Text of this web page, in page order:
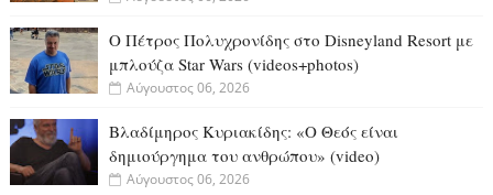
Ο Πέτρος Πολυχρονίδης στο Disneyland Resort με
μπλούζα Star Wars (videos+photos)
Αύγουστος 06, 2026
Βλαδίμηρος Κυριακίδης: «Ο Θεός είναι
δημιούργημα του ανθρώπου» (video)
Αύγουστος 06, 2026